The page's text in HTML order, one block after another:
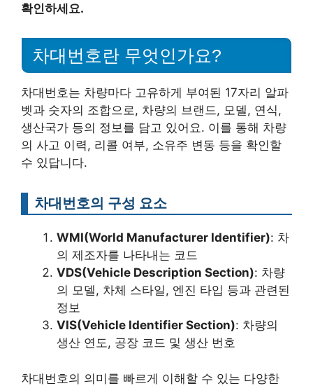
확인하세요.
차대번호란 무엇인가요?
차대번호는 차량마다 고유하게 부여된 17자리 알파
벳과 숫자의 조합으로, 차량의 브랜드, 모델, 연식,
생산국가 등의 정보를 담고 있어요. 이를 통해 차량
의 사고 이력, 리콜 여부, 소유주 변동 등을 확인할
수 있답니다.
차대번호의 구성 요소
WMI(World Manufacturer Identifier): 차
의 제조자를 나타내는 코드
VDS(Vehicle Description Section): 차량
의 모델, 차체 스타일, 엔진 타입 등과 관련된
정보
VIS(Vehicle Identifier Section): 차량의
생산 연도, 공장 코드 및 생산 번호
차대번호의 의미를 빠르게 이해할 수 있는 다양한